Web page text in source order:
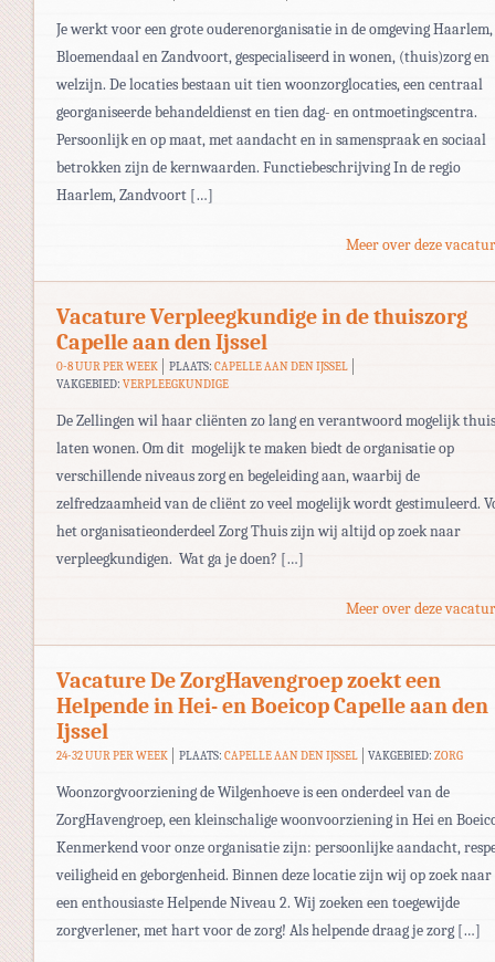
Je werkt voor een grote ouderenorganisatie in de omgeving Haarlem,
Bloemendaal en Zandvoort, gespecialiseerd in wonen, (thuis)zorg en
welzijn. De locaties bestaan uit tien woonzorglocaties, een centraal
georganiseerde behandeldienst en tien dag- en ontmoetingscentra.
Persoonlijk en op maat, met aandacht en in samenspraak en sociaal
betrokken zijn de kernwaarden. Functiebeschrijving In de regio
Haarlem, Zandvoort […]
Meer over deze
Vacature Verpleegkundige in de thuiszorg
Capelle aan den Ijssel
0-8 UUR PER WEEK PLAATS: CAPELLE AAN DEN IJSSEL
VAKGEBIED: VERPLEEGKUNDIGE
De Zellingen wil haar cliënten zo lang en verantwoord mogelijk thuis
laten wonen. Om dit mogelijk te maken biedt de organisatie op
verschillende niveaus zorg en begeleiding aan, waarbij de
zelfredzaamheid van de cliënt zo veel mogelijk wordt gestimuleerd.
het organisatieonderdeel Zorg Thuis zijn wij altijd op zoek naar
verpleegkundigen. Wat ga je doen? […]
Meer over deze
Vacature De ZorgHavengroep zoekt een
Helpende in Hei- en Boeicop Capelle aan den
Ijssel
24-32 UUR PER WEEK PLAATS: CAPELLE AAN DEN IJSSEL VAKGEBIED:ZORG
Woonzorgvoorziening de Wilgenhoeve is een onderdeel van de
ZorgHavengroep, een kleinschalige woonvoorziening in Hei en
Kenmerkend voor onze organisatie zijn: persoonlijke aandacht,
veiligheid en geborgenheid. Binnen deze locatie zijn wij op zoek naar
een enthousiaste Helpende Niveau 2. Wij zoeken een toegewijde
zorgverlener, met hart voor de zorg! Als helpende draag je zorg […]